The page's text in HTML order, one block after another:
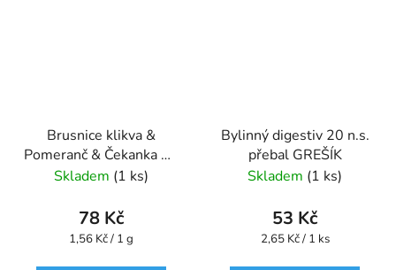
Brusnice klikva &
Pomeranč & Čekanka 50
g Čistící čaj GREŠÍK
Skladem (1 ks)
78 Kč
Měrná
1,56 Kč / 1 g
Bylinný digestiv 20 n.s.
přebal GREŠÍK
Skladem (1 ks)
53 Kč
Měrná
2,65 Kč / 1 ks